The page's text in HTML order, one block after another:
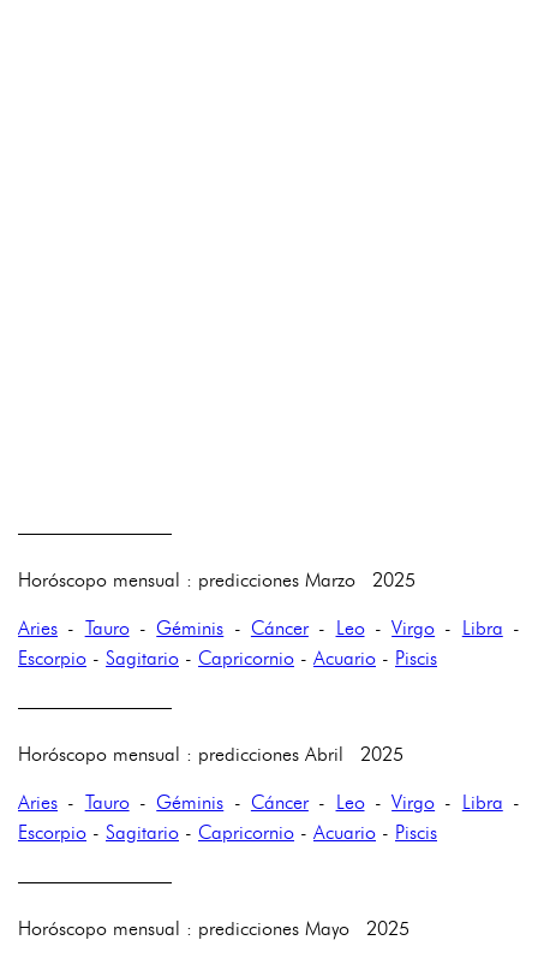
————————
Horóscopo mensual : predicciones Marzo 2025
Aries - Tauro- Géminis - Cáncer- Leo-Virgo - Libra -
Escorpio - Sagitario - Capricornio - Acuario - Piscis
————————
Horóscopo mensual : predicciones Abril 2025
Aries - Tauro- Géminis - Cáncer- Leo-Virgo - Libra -
Escorpio - Sagitario - Capricornio - Acuario - Piscis
————————
Horóscopo mensual : predicciones Mayo 2025